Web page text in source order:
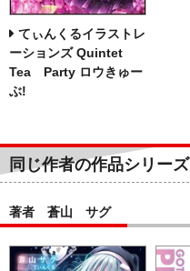
てぃんくるイラストレ
ーションズ Quintet
Tea Party ロウきゅー
ぶ!
同じ作者の作品シリーズ
著者 蒼山 サグ